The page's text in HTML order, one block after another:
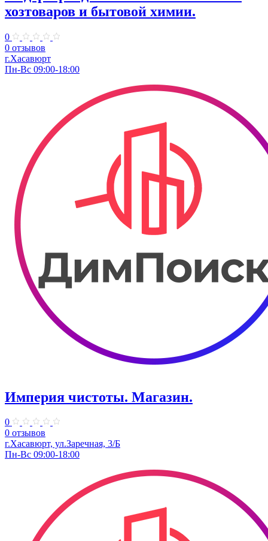
хозтоваров и бытовой химии.
0
0 отзывов
г.Хасавюрт
Пн-Вс 09:00-18:00
Империя чистоты. Магазин.
0
0 отзывов
г.Хасавюрт, ул.Заречная, 3/Б
Пн-Вс 09:00-18:00